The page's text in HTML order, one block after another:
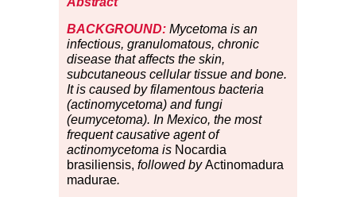
BACKGROUND: Mycetoma is an
infectious, granulomatous, chronic
disease that affects the skin,
subcutaneous cellular tissue and bone.
It is caused by filamentous bacteria
(actinomycetoma) and fungi
(eumycetoma). In Mexico, the most
frequent causative agent of
actinomycetoma is Nocardia
brasiliensis, followed byActinomadura
madurae.